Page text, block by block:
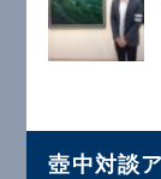
壺中対談